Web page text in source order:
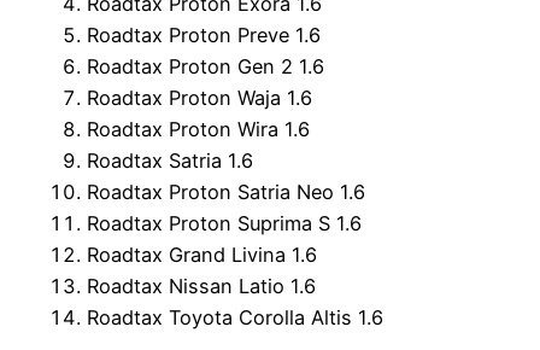
Roadtax Proton Preve 1.6
Roadtax Proton Gen 2 1.6
Roadtax Proton Waja 1.6
Roadtax Proton Wira 1.6
Roadtax Satria 1.6
Roadtax Proton Satria Neo 1.6
Roadtax Proton Suprima S 1.6
Roadtax Grand Livina 1.6
Roadtax Nissan Latio 1.6
Roadtax Toyota Corolla Altis 1.6